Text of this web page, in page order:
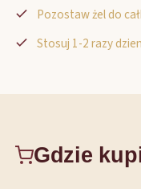
Pozostaw żel do
Stosuj 1-2 razy
Gdzie